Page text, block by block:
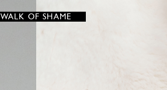
WALK OF SHAME